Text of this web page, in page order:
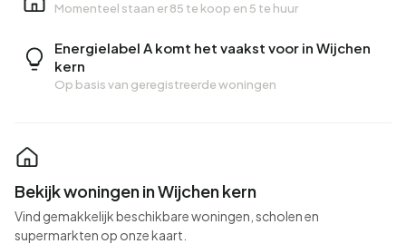
Momenteel staan er85 te koop en 5 te huur
Energielabel A komt het vaakst voor in Wijchen
kern
Op basis van geregistreerde woningen
Bekijk woningen in Wijchen kern
Vind gemakkelijk beschikbare woningen, scholen en
supermarkten op onze kaart.